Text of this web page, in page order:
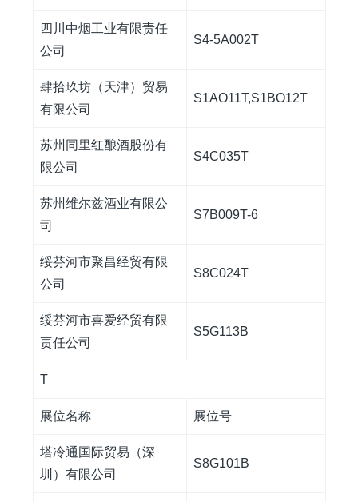
四川中烟工业有限责任
公司
S4-5A002T
肆拾玖坊（天津）贸易
有限公司
S1AO11T,S1BO12T
苏州同里红酿酒股份有
限公司
S4C035T
苏州维尔兹酒业有限公
司
S7B009T-6
绥芬河市聚昌经贸有限
公司
S8C024T
绥芬河市喜爱经贸有限
责任公司
S5G113B
T
展位名称 展位号
塔冷通国际贸易（深
圳）有限公司
S8G101B